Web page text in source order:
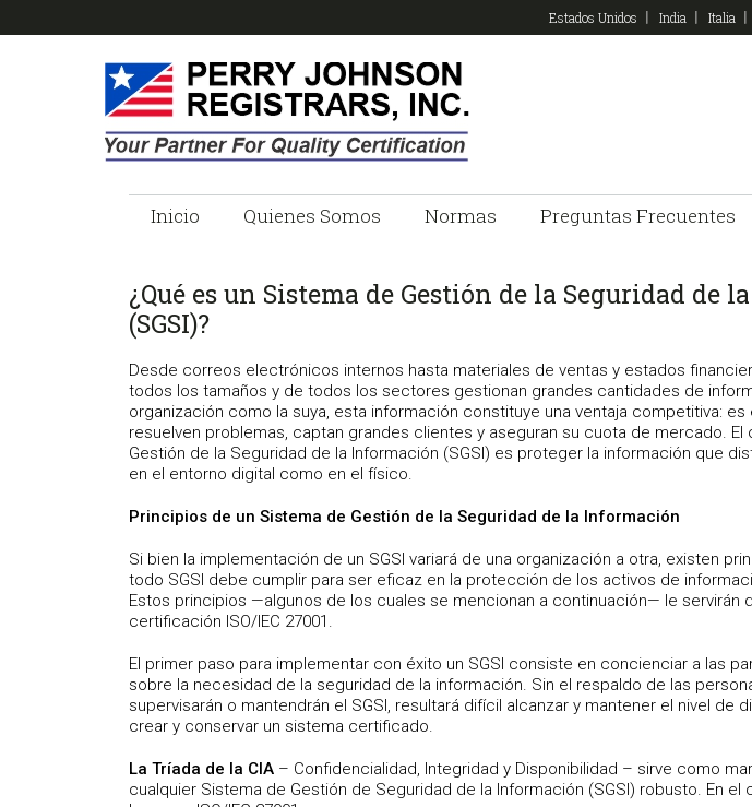
to
to
to
to
Estados Unidos India Italia
PERRY
REGISTRARS
Inicio Quienes Somos Normas Preguntas Frecuentes
¿Qué es un Sistema de Gestión de la Seguridad de
(SGSI)?
Desde correos electrónicos internos hasta materiales de ventas y estados
todos los tamaños y de todos los sectores gestionan grandes cantidades de
organización como la suya, esta información constituye una ventaja competitiva:
resuelven problemas, captan grandes clientes y aseguran su cuota de mercado. El
Gestión de la Seguridad de la Información (SGSI) es proteger la información que
en el entorno digital como en el físico.
Principios de un Sistema de Gestión de la Seguridad de la Información
Si bien la implementación de un SGSI variará de una organización a otra, existen
todo SGSI debe cumplir para ser eficaz en la protección de los activos de
Estos principios —algunos de los cuales se mencionan a continuación— le servirán
certificación ISO/IEC 27001.
El primer paso para implementar con éxito un SGSI consiste en concienciar a las
sobre la necesidad de la seguridad de la información. Sin el respaldo de las
supervisarán o mantendrán el SGSI, resultará difícil alcanzar y mantener el nivel de
crear y conservar un sistema certificado.
La Tríada de la CIA – Confidencialidad, Integridad y Disponibilidad – sirve como
cualquier Sistema de Gestión de Seguridad de la Información (SGSI) robusto. En el